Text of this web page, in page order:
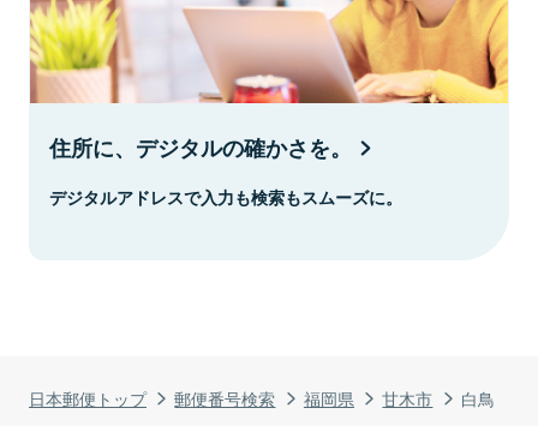
日本郵便トップ 郵便番号検索 福岡県 甘木市 白鳥
住所に、デジタルの確かさを。
デジタルアドレスで入力も検索もスムーズに。